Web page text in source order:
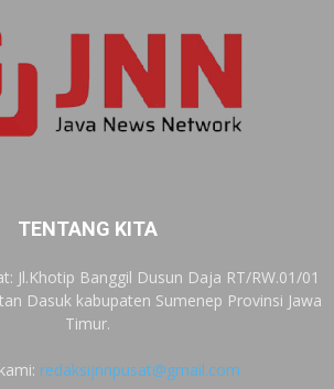
TENTANG KITA
Jl.Khotip Banggil Dusun Daja RT/RW.01/01
Dasuk kabupaten Sumenep Provinsi Jawa
Timur.
redaksijnnpusat@gmail.com